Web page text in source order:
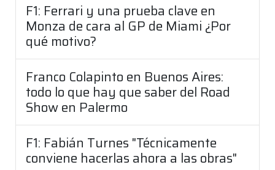
F1: Ferrari y una prueba clave en
Monza de cara al GP de Miami ¿Por
qué motivo?
Franco Colapinto en Buenos Aires:
todo lo que hay que saber del Road
Show en Palermo
F1: Fabián Turnes "Técnicamente
conviene hacerlas ahora a las obras"